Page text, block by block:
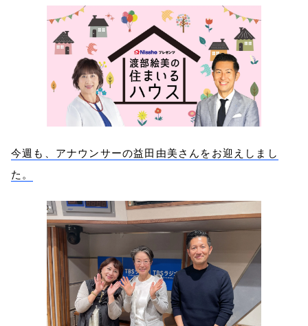
今週も、アナウンサーの益田由美さんをお迎えしまし
た。